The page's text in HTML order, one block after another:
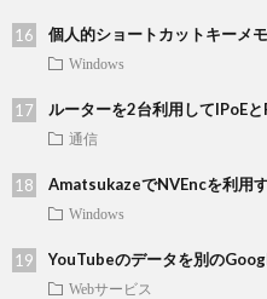
個人的ショートカットキーメ
Windows
ルーターを2台利用してIPoEと
通信
AmatsukazeでNVEncを利用
Windows
YouTubeのデータを別の
Webサービス